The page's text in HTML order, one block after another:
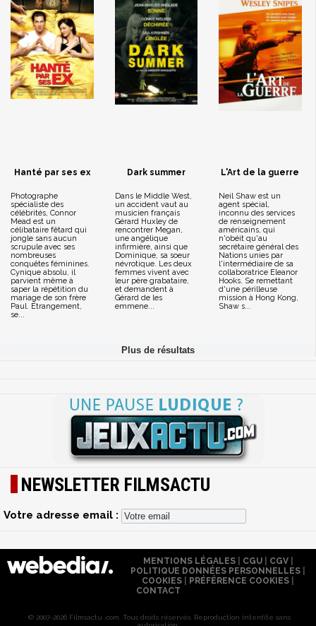
Hanté par ses ex
Photographe
spécialiste des
célébrités, Connor
Mead est un
célibataire fêtard qui
jongle sans aucun
scrupule avec ses
nombreuses
conquêtes féminines.
Cynique absolu, il
parvient même à
saper la répétition du
mariage de son frère
Paul. Étrangement,
se...
Dark summer
Dans le Middle West,
un accident vaut au
musicien français
Gérard Huxley de
rencontrer Megan,
une angélique
infirmière, ainsi que
Dominique, sa soeur
névrotique. Les deux
femmes vivent avec
leur père grabataire,
et demandent à
Gérard de les
emmene...
L'Art de la guerre
Neil Shaw est un
agent spécial,
inconnu des services
de renseignement
américains, qui
n'obéit qu'au
secrétaire général des
Nations unies par
l'intermédiaire de sa
collaboratrice Eleanor
Hooks. Se remettant
d'une périlleuse
mission à Hong Kong,
Shaw s...
NEWSLETTER FILMSACTU
Votre adresse email :
MENTIONS LÉGALES| CGU| CGV|
POLITIQUE DONNÉES PERSONNELLES
COOKIES
PRÉFÉRENCE COOKIES
CONTACT
© 2007-2026 Filmsactu .com. Tous droits réservés. Reproduction interdite sans